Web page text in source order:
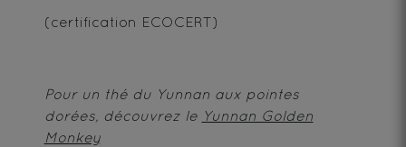
(certification ECOCERT)
Pour un thé du Yunnan aux pointes
dorées, découvrez le Yunnan Golden
Monkey